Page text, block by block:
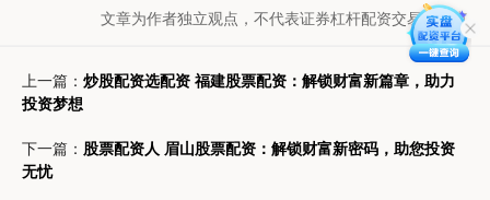
文章为作者独立观点，不代表证券杠杆配资交易网观点
上一篇： 炒股配资选配资 福建股票配资：解锁财富新篇章，助力
投资梦想
下一篇： 股票配资人 眉山股票配资：解锁财富新密码，助您投资
无忧